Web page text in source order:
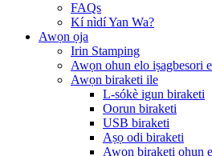
FAQs
Kí nìdí Yan Wa?
Awọn ọja
Irin Stamping
Awọn ohun elo iṣagbesori
Awọn biraketi ile
L-sókè igun biraketi
Oorun biraketi
USB biraketi
Aṣọ odi biraketi
Awọn biraketi ohun